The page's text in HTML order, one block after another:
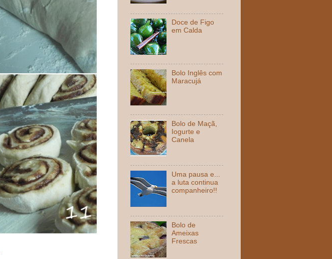
Doce de Figo
em Calda
Bolo Inglês com
Maracujá
Bolo de Maçã,
Iogurte e
Canela
Uma pausa e...
a luta continua
companheiro!!
Bolo de
Ameixas
Frescas